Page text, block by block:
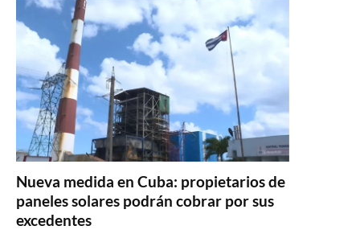
Nueva medida en Cuba: propietarios de
paneles solares podrán cobrar por sus
excedentes